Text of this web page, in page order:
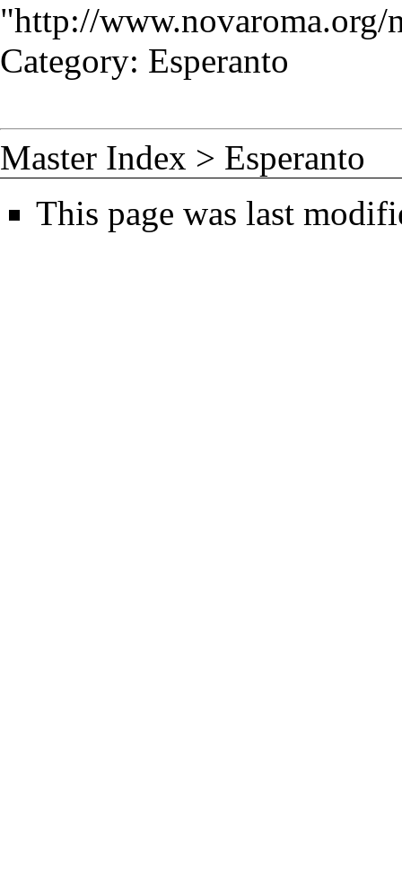
"http://www.novaroma.org/
Category: Esperanto
Master Index > Esperanto
This page was last